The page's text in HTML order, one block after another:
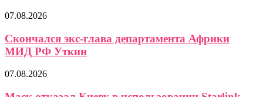
07.08.2026
Скончался экс-глава департамента Африки
МИД РФ Уткин
07.08.2026